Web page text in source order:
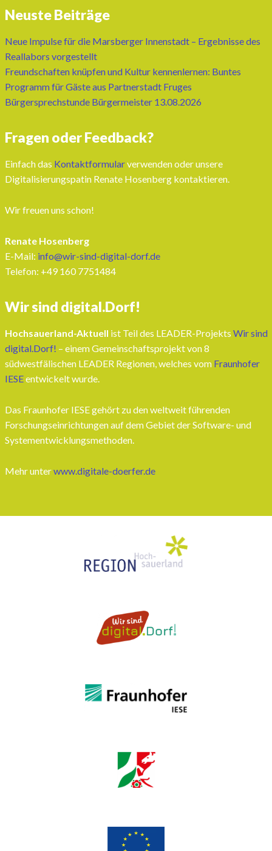
Neuste Beiträge
Neue Impulse für die Marsberger Innenstadt – Ergebnisse des
Reallabors vorgestellt
Freundschaften knüpfen und Kultur kennenlernen: Buntes
Programm für Gäste aus Partnerstadt Fruges
Bürgersprechstunde Bürgermeister 13.08.2026
Fragen oder Feedback?
Einfach das Kontaktformularverwenden oder unsere
Digitalisierungspatin Renate Hosenberg kontaktieren.
Wir freuen uns schon!
Renate Hosenberg
E-Mail: info@wir-sind-digital-dorf.de
Telefon: ‭+49 160 7751484‬
Wir sind digital.Dorf!
Hochsauerland-Aktuell ist Teil des LEADER-Projekts Wir sind
digital.Dorf! – einem Gemeinschaftsprojekt von 8
südwestfälischen LEADER Regionen, welches vom Fraunhofer
IESEentwickelt wurde.
Das Fraunhofer IESE gehört zu den weltweit führenden
Forschungseinrichtungen auf dem Gebiet der Software- und
Systementwicklungsmethoden.
Mehr unterwww.digitale-doerfer.de